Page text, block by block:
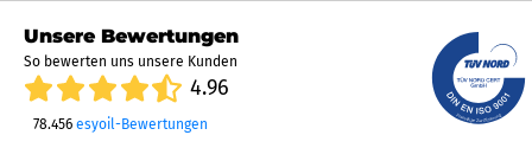
Unsere Bewertungen
So bewerten uns unsere Kunden
4.96
78.456 esyoil-Bewertungen